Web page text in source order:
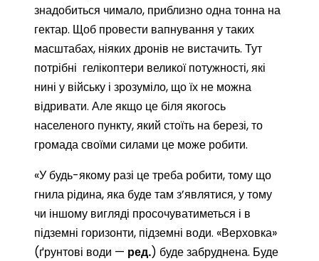
знадобиться чимало, приблизно одна тонна на
гектар. Щоб провести вапнування у таких
масштабах, ніяких дронів не вистачить. Тут
потрібні гелікоптери великої потужності, які
нині у війську і зрозуміло, що їх не можна
відривати. Але якщо це біля якогось
населеного пункту, який стоїть на березі, то
громада своїми силами це може робити.
«У будь-якому разі це треба робити, тому що
гнила рідина, яка буде там з’являтися, у тому
чи іншому вигляді просочуватиметься і в
підземні горизонти, підземні води. «Верховка»
(ґрунтові води — ред.) буде забруднена. Буде